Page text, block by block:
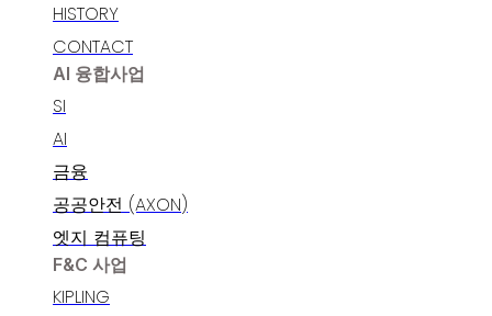
HISTORY
CONTACT
AI 융합사업
SI
AI
금융
공공안전 (AXON)
엣지 컴퓨팅
F&C 사업
KIPLING